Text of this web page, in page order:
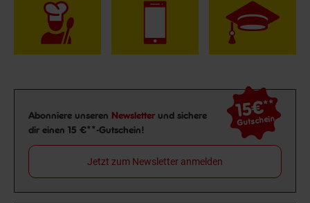
Newsletter Anmeldung
Abonniere unseren Newsletter und sichere
dir einen 15 €**-Gutschein!
15€**
Gutschein
Jetzt zum Newsletter anmelden